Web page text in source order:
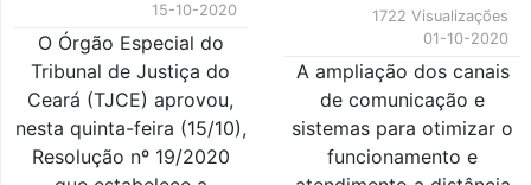
15-10-2020
O Órgão Especial do
Tribunal de Justiça do
Ceará (TJCE) aprovou,
nesta quinta-feira (15/10),
Resolução nº 19/2020
1722 Visualizações
01-10-2020
A ampliação dos canais
de comunicação e
sistemas para otimizar o
funcionamento e